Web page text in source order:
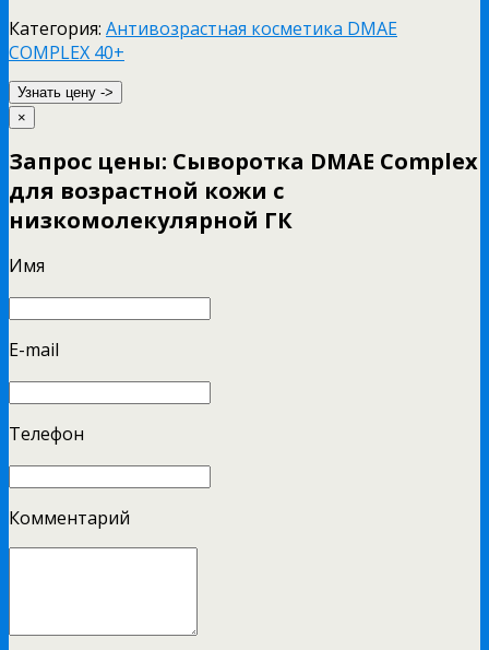
Категория: Антивозрастная косметика DMAE
COMPLEX 40+
Узнать цену ->
×
Запрос цены: Сыворотка DMAE Complex
для возрастной кожи с
низкомолекулярной ГК
Имя
E-mail
Телефон
Комментарий